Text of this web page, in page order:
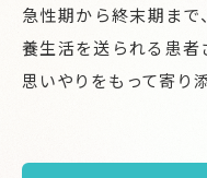
急性期から終末期ま
養生活を送られる患者
思いやりをもって寄り